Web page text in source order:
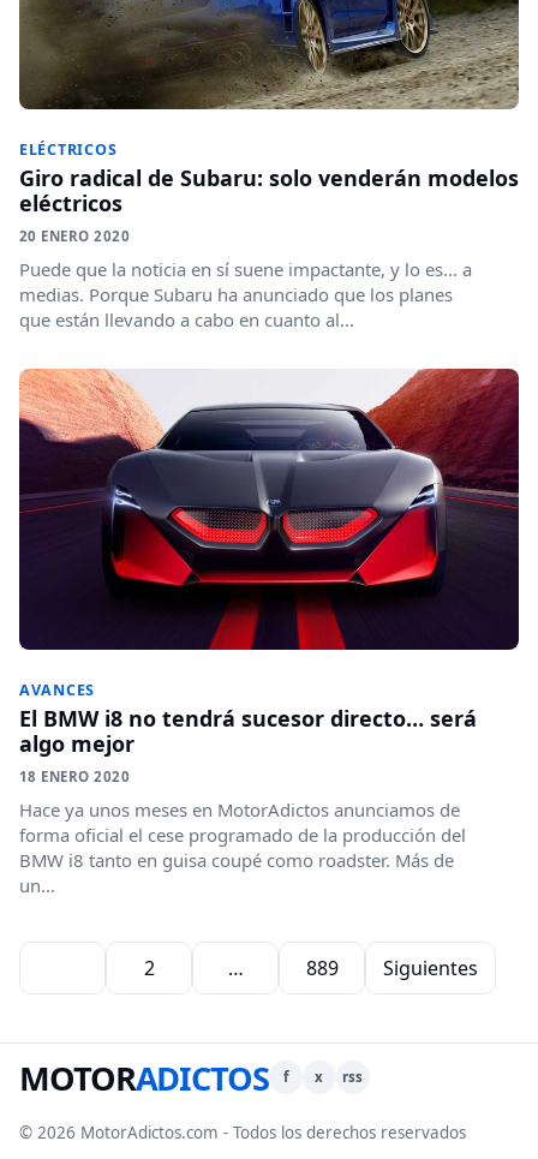
ELÉCTRICOS
Giro radical de Subaru: solo venderán modelos
eléctricos
20 ENERO 2020
Puede que la noticia en sí suene impactante, y lo es... a
medias. Porque Subaru ha anunciado que los planes
que están llevando a cabo en cuanto al...
AVANCES
El BMW i8 no tendrá sucesor directo… será
algo mejor
18 ENERO 2020
Hace ya unos meses en MotorAdictos anunciamos de
forma oficial el cese programado de la producción del
BMW i8 tanto en guisa coupé como roadster. Más de
un...
Paginación de entradas
2 … 889 Siguientes
MOTORADICTOS f x rss
© 2026 MotorAdictos.com - Todos los derechos reservados